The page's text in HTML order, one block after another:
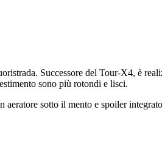
Successore del Tour-X4, è
sono più rotondi e lisci.
sotto il mento e spoiler